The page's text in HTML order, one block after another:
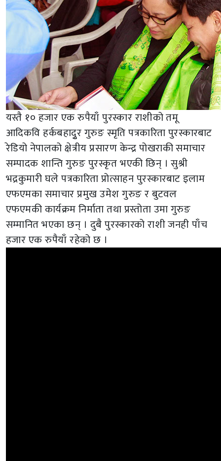
यस्तै १० हजार एक रुपैयाँ पुरस्कार राशीको तमू
आदिकवि हर्कबहादुृर गुरुङ स्मृति पत्रकारिता पुरस्कारबाट
रेडियो नेपालको क्षेत्रीय प्रसारण केन्द्र पोखराकी समाचार
सम्पादक शान्ति गुरुङ पुरस्कृत भएकी छिन् । सुश्री
भद्रकुमारी घले पत्रकारिता प्रोत्साहन पुरस्कारबाट इलाम
एफएमका समाचार प्रमुख उमेश गुरुङ र बुटवल
एफएमकी कार्यक्रम निर्माता तथा प्रस्तोता उमा गुरुङ
सम्मानित भएका छन् । दुबै पुरस्कारको राशी जनही पाँच
हजार एक रुपैयाँ रहेको छ ।